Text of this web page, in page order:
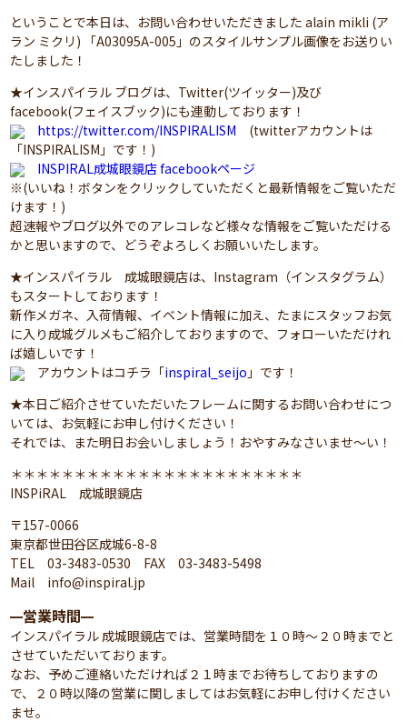
ということで本日は、お問い合わせいただきました alain mikli (ア
ラン ミクリ) 「A03095A-005」のスタイルサンプル画像をお送りい
たしました！
★インスパイラル ブログは、Twitter(ツイッター)及び
facebook(フェイスブック)にも連動しております！
https://twitter.com/INSPIRALISM (twitterアカウントは
「INSPIRALISM」です！)
INSPIRAL成城眼鏡店 facebookページ
※(いいね！ボタンをクリックしていただくと最新情報をご覧いただ
けます！)
超速報やブログ以外でのアレコレなど様々な情報をご覧いただける
かと思いますので、どうぞよろしくお願いいたします。
★インスパイラル 成城眼鏡店は、Instagram（インスタグラム）
もスタートしております！
新作メガネ、入荷情報、イベント情報に加え、たまにスタッフお気
に入り成城グルメもご紹介しておりますので、フォローいただけれ
ば嬉しいです！
アカウントはコチラ「inspiral_seijo 」です！
★本日ご紹介させていただいたフレームに関するお問い合わせにつ
いては、お気軽にお申し付けください！
それでは、また明日お会いしましょう！おやすみなさいませ～い！
＊＊＊＊＊＊＊＊＊＊＊＊＊＊＊＊＊＊＊＊＊＊＊
INSPiRAL 成城眼鏡店
〒157-0066
東京都世田谷区成城6-8-8
TEL 03-3483-0530 FAX 03-3483-5498
Mail info@inspiral.jp
━営業時間━
インスパイラル 成城眼鏡店では、営業時間を１０時～２０時までと
させていただいております。
なお、予めご連絡いただければ２１時までお待ちしておりますの
で、２０時以降の営業に関しましてはお気軽にお申し付けください
ませ。